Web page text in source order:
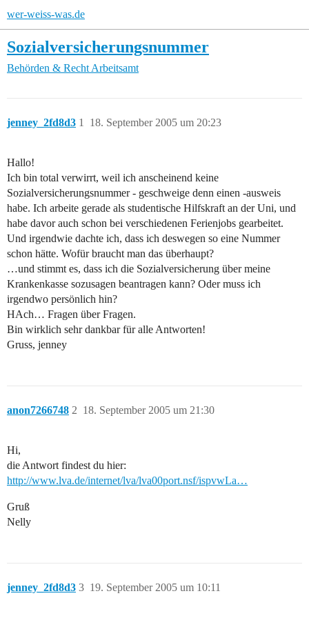
wer-weiss-was.de
Sozialversicherungsnummer
Behörden & Recht Arbeitsamt
jenney_2fd8d3 18. September 2005 um 20:23
1
Hallo!
Ich bin total verwirrt, weil ich anscheinend keine
Sozialversicherungsnummer - geschweige denn einen -ausweis
habe. Ich arbeite gerade als studentische Hilfskraft an der Uni, und
habe davor auch schon bei verschiedenen Ferienjobs gearbeitet.
Und irgendwie dachte ich, dass ich deswegen so eine Nummer
schon hätte. Wofür braucht man das überhaupt?
…und stimmt es, dass ich die Sozialversicherung über meine
Krankenkasse sozusagen beantragen kann? Oder muss ich
irgendwo persönlich hin?
HAch… Fragen über Fragen.
Bin wirklich sehr dankbar für alle Antworten!
Gruss, jenney
anon7266748 18. September 2005 um 21:30
2
Hi,
die Antwort findest du hier:
http://www.lva.de/internet/lva/lva00port.nsf/ispvwLa…
Gruß
Nelly
jenney_2fd8d3 19. September 2005 um 10:11
3